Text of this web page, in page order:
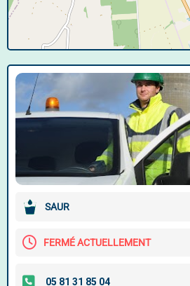
SAUR
FERMÉ ACTUELLEMENT